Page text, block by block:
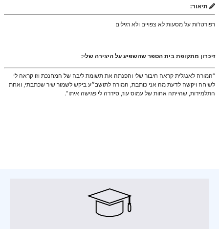
תיאור:
רפורטז’ות על מסעות לא צפויים ולא רגילים
זיכרון מתקופת בית הספר שהשפיע על היצירה שלי:
“המורה לאנגלית קראה חיבור שלי והפנתה את תשומת ליבה של המחנכת וזו קראה לי
לשיחה ויקשה לדעת מה אני כותבת, המורה לתושב״ע ביקש לשמור שיר שכתבתי, ואחת
התלמידות, שהייתה אחות של עמוס עוז, סידרה לי פגישה איתו”.